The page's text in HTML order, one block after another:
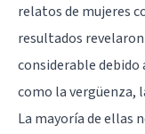
relatos de mujeres
resultados
considerable debido
como la vergüenza,
La mayoría de ellas